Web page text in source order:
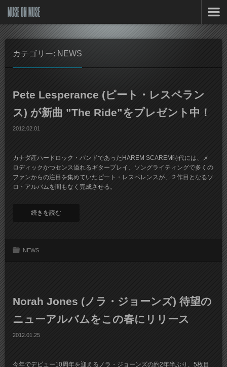
MUSE ON MUSE
カテゴリー: NEWS
Pete Lesperance (ピート・レスペラン
ス) が新曲 ”The Ride”をプレゼント中！
2012.02.01
カナダ産ハードロック・バンドであったHAREM SCAREM時代には、メ
ロディックかつセンス溢れるギタープレイ、ソングライティングで多くの
ファンからの注目を集めていたピート・レスペレンスが、２作目となるソ
ロ・アルバムを間もなく完成させる。
続きを読む
NEWS
Norah Jones (ノラ・ジョーンズ) 待望の
ニューアルバムをこの春にリリース
2012.01.25
今年でデビュー10周年を迎えるノラ・ジョーンズの約2年半ぶり、5枚目